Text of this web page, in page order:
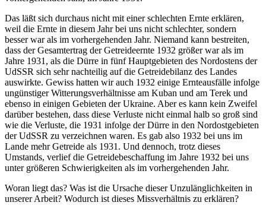
Das läßt sich durchaus nicht mit einer schlechten Ernte erklären,
weil die Ernte in diesem Jahr bei uns nicht schlechter, sondern
besser war als im vorhergehenden Jahr. Niemand kann bestreiten,
dass der Gesamtertrag der Getreideernte 1932 größer war als im
Jahre 1931, als die Dürre in fünf Hauptgebieten des Nordostens der
UdSSR sich sehr nachteilig auf die Getreidebilanz des Landes
auswirkte. Gewiss hatten wir auch 1932 einige Ernteausfälle infolge
ungünstiger Witterungsverhältnisse am Kuban und am Terek und
ebenso in einigen Gebieten der Ukraine. Aber es kann kein Zweifel
darüber bestehen, dass diese Verluste nicht einmal halb so groß sind
wie die Verluste, die 1931 infolge der Dürre in den Nordostgebieten
der UdSSR zu verzeichnen waren. Es gab also 1932 bei uns im
Lande mehr Getreide als 1931. Und dennoch, trotz dieses
Umstands, verlief die Getreidebeschaffung im Jahre 1932 bei uns
unter größeren Schwierigkeiten als im vorhergehenden Jahr.
Woran liegt das? Was ist die Ursache dieser Unzulänglichkeiten in
unserer Arbeit? Wodurch ist dieses Missverhältnis zu erklären?